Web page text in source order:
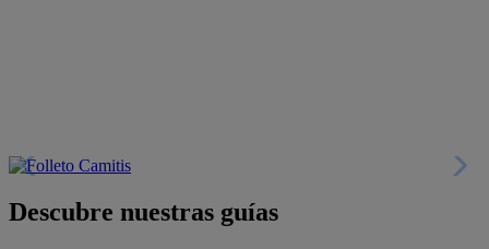
Descubre nuestras guías